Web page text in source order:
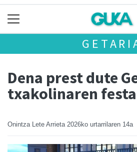
Dena prest dute
txakolinaren
Onintza Lete Arrieta 2026ko urtarrilaren 14a